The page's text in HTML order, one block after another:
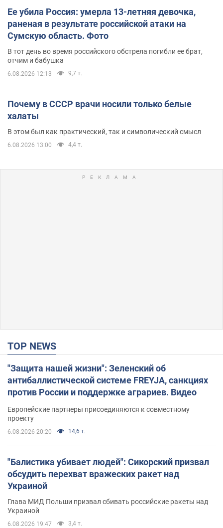
Ее убила Россия: умерла 13-летняя девочка,
раненая в результате российской атаки на
Сумскую область. Фото
В тот день во время российского обстрела погибли ее брат,
отчим и бабушка
6.08.2026 12:13 9,7 т.
Почему в СССР врачи носили только белые
халаты
В этом был как практический, так и символический смысл
6.08.2026 13:00 4,4 т.
TOP NEWS
"Защита нашей жизни": Зеленский об
антибаллистической системе FREYJA, санкциях
против России и поддержке аграриев. Видео
Европейские партнеры присоединяются к совместному
проекту
6.08.2026 20:20 14,6 т.
"Балистика убивает людей": Сикорский призвал
обсудить перехват вражеских ракет над
Украиной
Глава МИД Польши призвал сбивать российские ракеты над
Украиной
6.08.2026 19:47 3,4 т.